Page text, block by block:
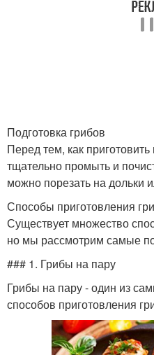
Подготовка грибов
Перед тем, как
тщательно промыть и
можно порезать на дольки
Способы приготовления
Существует множество
но мы рассмотрим самые
### 1. Грибы на пару
Грибы на пару - один из
способов приготовления